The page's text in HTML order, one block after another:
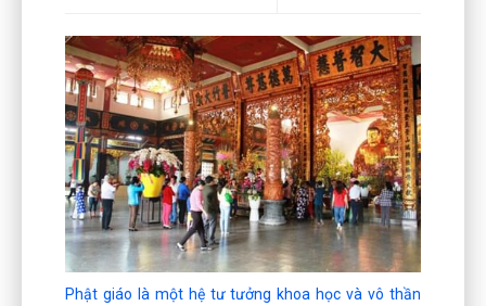
Phật giáo là một hệ tư tưởng khoa học và vô thần